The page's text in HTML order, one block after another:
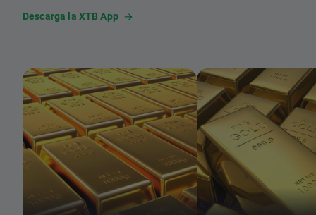
Descarga la XTB App